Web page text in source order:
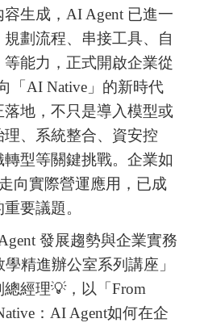
生成，AI Agent 已進一
劃流程、串接工具、自
能力，正式開啟企業從
「AI Native」的新時代
落地，不只是導入模型或
、系統整合、資安控
型等關鍵挑戰。企業如
向實際營運應用，已成
要議題。
發展趨勢與企業實務
精進辦公室系列講座」
經理💡，以「From
：AI Agent如何在企